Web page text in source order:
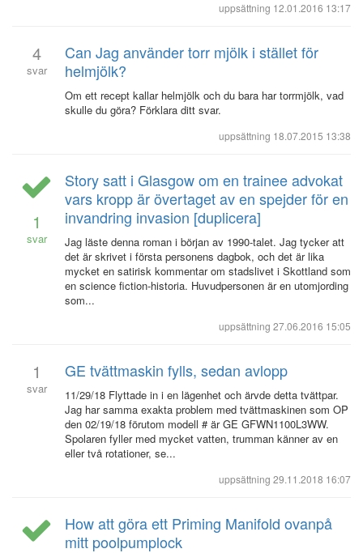
uppsättning 12.01.2016 13:17
4
svar
Can Jag använder torr mjölk i stället för
helmjölk?
Om ett recept kallar helmjölk och du bara har torrmjölk, vad
skulle du göra? Förklara ditt svar.
uppsättning 18.07.2015 13:38
1
svar
Story satt i Glasgow om en trainee advokat
vars kropp är övertaget av en spejder för en
invandring invasion [duplicera]
Jag läste denna roman i början av 1990-talet. Jag tycker att
det är skrivet i första personens dagbok, och det är lika
mycket en satirisk kommentar om stadslivet i Skottland som
en science fiction-historia. Huvudpersonen är en utomjording
som...
uppsättning 27.06.2016 15:05
1
svar
GE tvättmaskin fylls, sedan avlopp
11/29/18 Flyttade in i en lägenhet och ärvde detta tvättpar.
Jag har samma exakta problem med tvättmaskinen som OP
den 02/19/18 förutom modell # är GE GFWN1100L3WW.
Spolaren fyller med mycket vatten, trumman känner av en
eller två rotationer, se...
uppsättning 29.11.2018 16:07
How att göra ett Priming Manifold ovanpå
mitt poolpumplock